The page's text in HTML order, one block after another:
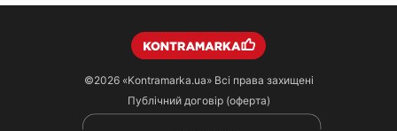
©2026 «Kontramarka.ua»Всі права захищені
Публічний договір (оферта)